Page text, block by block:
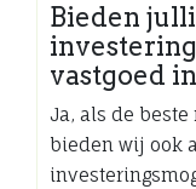
Bieden
vastgoed
Ja, als de
bieden wij ook